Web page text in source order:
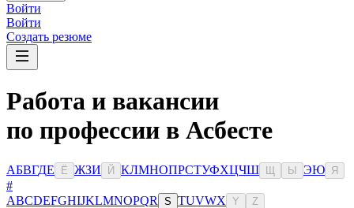
Войти
Войти
Создать резюме
Работа и вакансии
по профессии в Асбесте
АБВГДЕ Ё ЖЗИ Й КЛМНОПРСТУФХЦЧШ Ы ЭЮ Я
#
ABCDEFGHIJKLMNOPQR S TUVWX Y Z